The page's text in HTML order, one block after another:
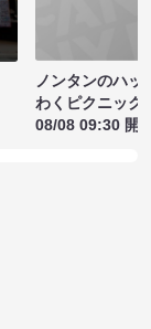
ノンタンのハッ
わくピクニック
08/08 09:30 開